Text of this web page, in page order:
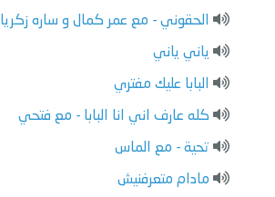
الحقوني - مع عمر كمال و ساره زكريا
ياني ياني
البابا عليك مفتري
كله عارف اني انا البابا - مع فتحي
تحية - مع الماس
مادام متعرفنيش